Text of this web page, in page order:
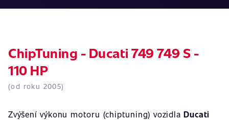
ChipTuning - Ducati 749 749 S -
110 HP
(od roku 2005)
Zvýšení výkonu motoru (chiptuning) vozidlaDucati